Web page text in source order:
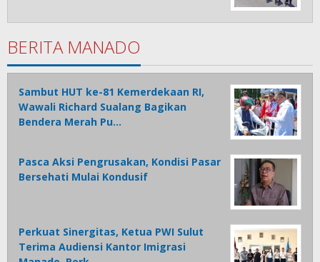
BERITA MANADO
Sambut HUT ke-81 Kemerdekaan RI,
Wawali Richard Sualang Bagikan
Bendera Merah Pu…
Pasca Aksi Pengrusakan, Kondisi Pasar
Bersehati Mulai Kondusif
Perkuat Sinergitas, Ketua PWI Sulut
Terima Audiensi Kantor Imigrasi